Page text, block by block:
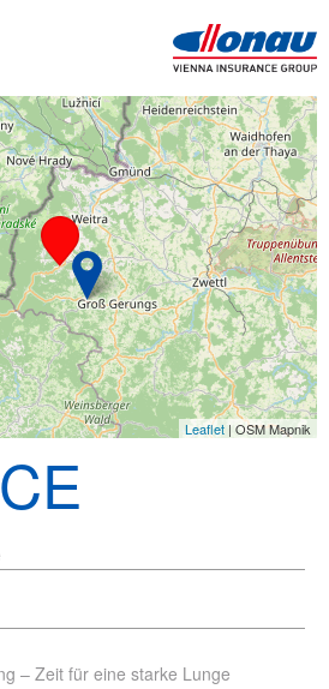
Leaflet | OSM Mapnik
– Zeit für eine starke Lunge